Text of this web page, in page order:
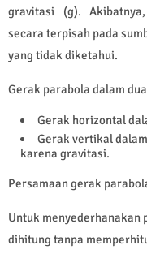
gravitasi (g).
secara terpisah pada
yang tidak diketahui.
Gerak parabola dalam
Gerak horizontal
Gerak vertikal
karena gravitasi.
Persamaan gerak
Untuk menyederhanakan
dihitung tanpa